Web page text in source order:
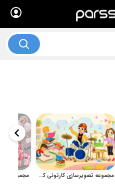
مجموعه تصویرسازی کارتونی کودکان، مشاغل و فعالیت‌های روزمره
×